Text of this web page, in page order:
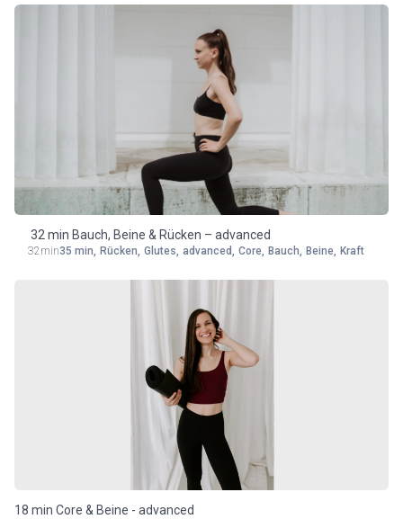
32 min Bauch, Beine & Rücken – advanced
32min35 min, Rücken, Glutes, advanced, Core, Bauch, Beine, Kraft
18 min Core & Beine - advanced